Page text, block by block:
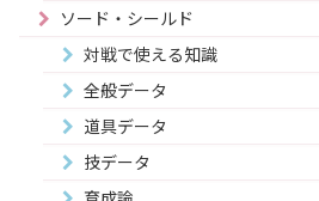
ソード・シールド
対戦で使える知識
全般データ
道具データ
技データ